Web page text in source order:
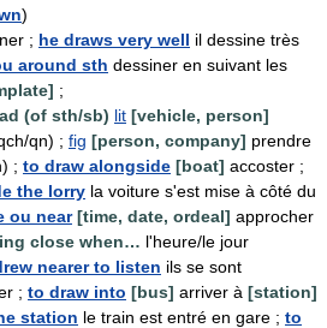
)
; he draws very well il dessine très
around sth dessiner en suivant les
;
(of sth/sb) lit [vehicle, person]
qn) ; fig [person, company] prendre
; to draw alongside [boat] accoster ;
the lorry la voiture s'est mise à côté du
ou near [time, date, ordeal] approcher
close when… l'heure/le jour
nearer to listen ils se sont
; to draw into [bus] arriver à [station]
station le train est entré en gare ; to